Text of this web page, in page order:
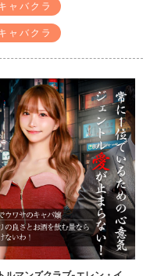
ャバクラ
ャバクラ